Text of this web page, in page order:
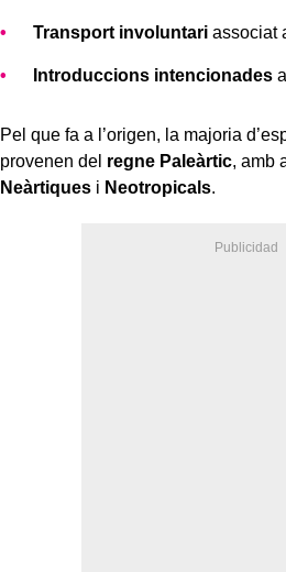
Transport involuntari associat
Introduccions intencionades
Pel que fa a l’origen, la majoria
provenen del regne Paleàrtic, amb
Neàrtiques i Neotropicals.